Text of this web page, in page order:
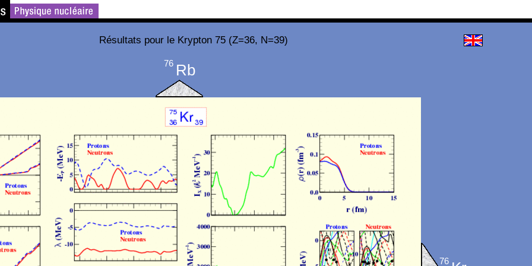
Résultats pour le Krypton 75 (Z=36, N=39)
76 Rb
76